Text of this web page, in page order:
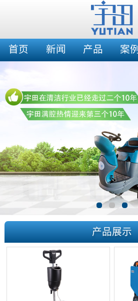
首页 新闻 产品 案例
产品展示